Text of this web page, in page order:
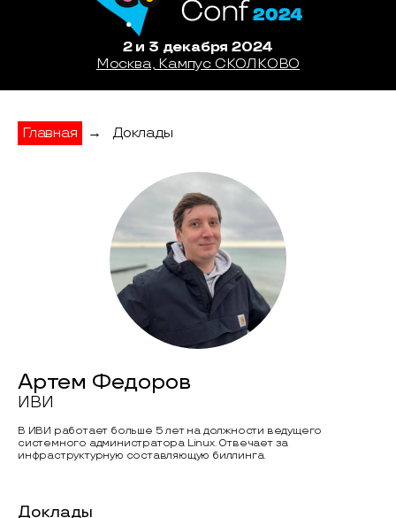
2 и 3 декабря 2024
Москва, Кампус СКОЛКОВО
Главная → Доклады
Артем Федоров
ИВИ
В ИВИ работает больше 5 лет на должности ведущего
системного администратора Linux. Отвечает за
инфраструктурную составляющую биллинга.
Доклады